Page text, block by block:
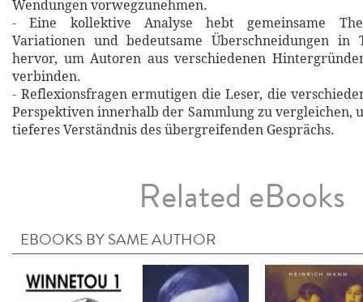
Wendungen vorwegzunehmen.
- Eine kollektive Analyse hebt gemeinsame
Variationen und bedeutsame Überschneidungen in
hervor, um Autoren aus verschiedenen
verbinden.
- Reflexionsfragen ermutigen die Leser, die
Perspektiven innerhalb der Sammlung zu vergleichen,
tieferes Verständnis des übergreifenden Gesprächs.
Related eBooks
EBOOKS BY SAME AUTHOR